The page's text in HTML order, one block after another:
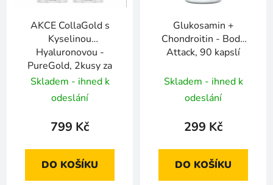
AKCE CollaGold s
Kyselinou
Hyaluronovou -
PureGold, 2kusy za
799!
Skladem - ihned k
odeslání
799 Kč
DO KOŠÍKU
Glukosamin +
Chondroitin - Body
Attack, 90 kapslí
Skladem - ihned k
odeslání
299 Kč
DO KOŠÍKU